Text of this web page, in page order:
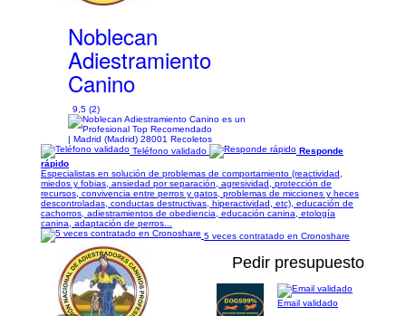
Noblecan
Adiestramiento
Canino
9,5 (2)
| Madrid (Madrid) 28001 Recoletos
Teléfono validado
Responde
rápido
Especialistas en solución de problemas de comportamiento (reactividad,
miedos y fobias, ansiedad por separación, agresividad, protección de
recursos, convivencia entre perros y gatos, problemas de micciones y heces
descontroladas, conductas destructivas, hiperactividad, etc), educación de
cachorros, adiestramientos de obediencia, educación canina, etología
canina, adaptación de perros...
5 veces contratado en Cronoshare
Pedir presupuesto
Email validado